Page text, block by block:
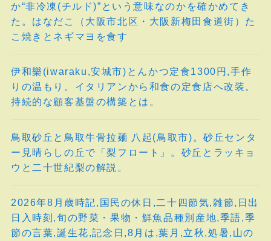
か“非冷凍(チルド)”という意味なのかを確かめてき
た。はなだこ（大阪市北区・大阪新梅田食道街）た
こ焼きとネギマヨを食す
伊和樂(iwaraku,安城市)とんかつ定食1300円,手作
りの温もり。イタリアンから和食の定食店へ改装。
持続的な顧客基盤の構築とは。
鳥取砂丘と鳥取牛骨拉麺 八起(鳥取市)。砂丘センタ
ー見晴らしの丘で「梨フロート」。砂丘とラッキョ
ウと二十世紀梨の解説。
2026年8月歳時記,国民の休日,二十四節気,雑節,日出
日入時刻,旬の野菜・果物・鮮魚品種別産地,季語,季
節の言葉,誕生花,記念日,8月は,葉月,立秋,処暑,山の